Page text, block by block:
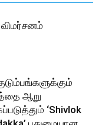
ஆறு
‘Shivlok